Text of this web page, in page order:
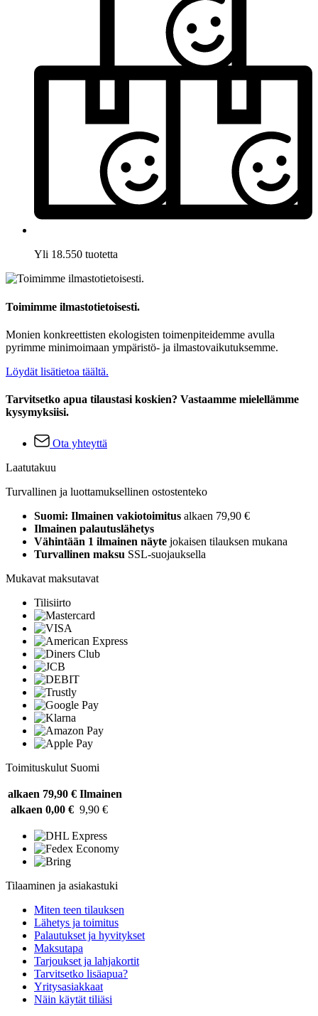
Yli 18.550 tuotetta
Toimimme ilmastotietoisesti.
Monien konkreettisten ekologisten toimenpiteidemme avulla
pyrimme minimoimaan ympäristö- ja ilmastovaikutuksemme.
Löydät lisätietoa täältä.
Tarvitsetko apua tilaustasi koskien? Vastaamme mielellämme
kysymyksiisi.
Ota yhteyttä
Laatutakuu
Turvallinen ja luottamuksellinen ostostenteko
Suomi: Ilmainen vakiotoimitus alkaen 79,90 €
Ilmainen palautuslähetys
Vähintään 1 ilmainen näyte jokaisen tilauksen mukana
Turvallinen maksu SSL-suojauksella
Mukavat maksutavat
Tilisiirto
Toimituskulut Suomi
alkaen 79,90 € Ilmainen
alkaen 0,00 € 9,90 €
Tilaaminen ja asiakastuki
Miten teen tilauksen
Lähetys ja toimitus
Palautukset ja hyvitykset
Maksutapa
Tarjoukset ja lahjakortit
Tarvitsetko lisäapua?
Yritysasiakkaat
Näin käytät tiliäsi